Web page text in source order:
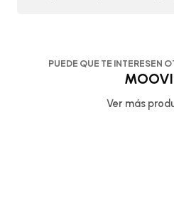
PUEDE QUE TE INTERESEN
Ver más